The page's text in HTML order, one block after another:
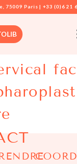
75009 Paris | +33 (0)6 21